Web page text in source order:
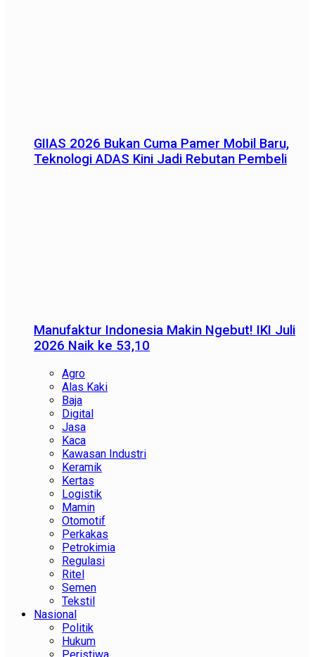
GIIAS 2026 Bukan Cuma Pamer Mobil Baru,
Teknologi ADAS Kini Jadi Rebutan Pembeli
Manufaktur Indonesia Makin Ngebut! IKI Juli
2026 Naik ke 53,10
Agro
Alas Kaki
Baja
Digital
Jasa
Kaca
Kawasan Industri
Keramik
Kertas
Logistik
Mamin
Otomotif
Perkakas
Petrokimia
Regulasi
Ritel
Semen
Tekstil
Nasional
Politik
Hukum